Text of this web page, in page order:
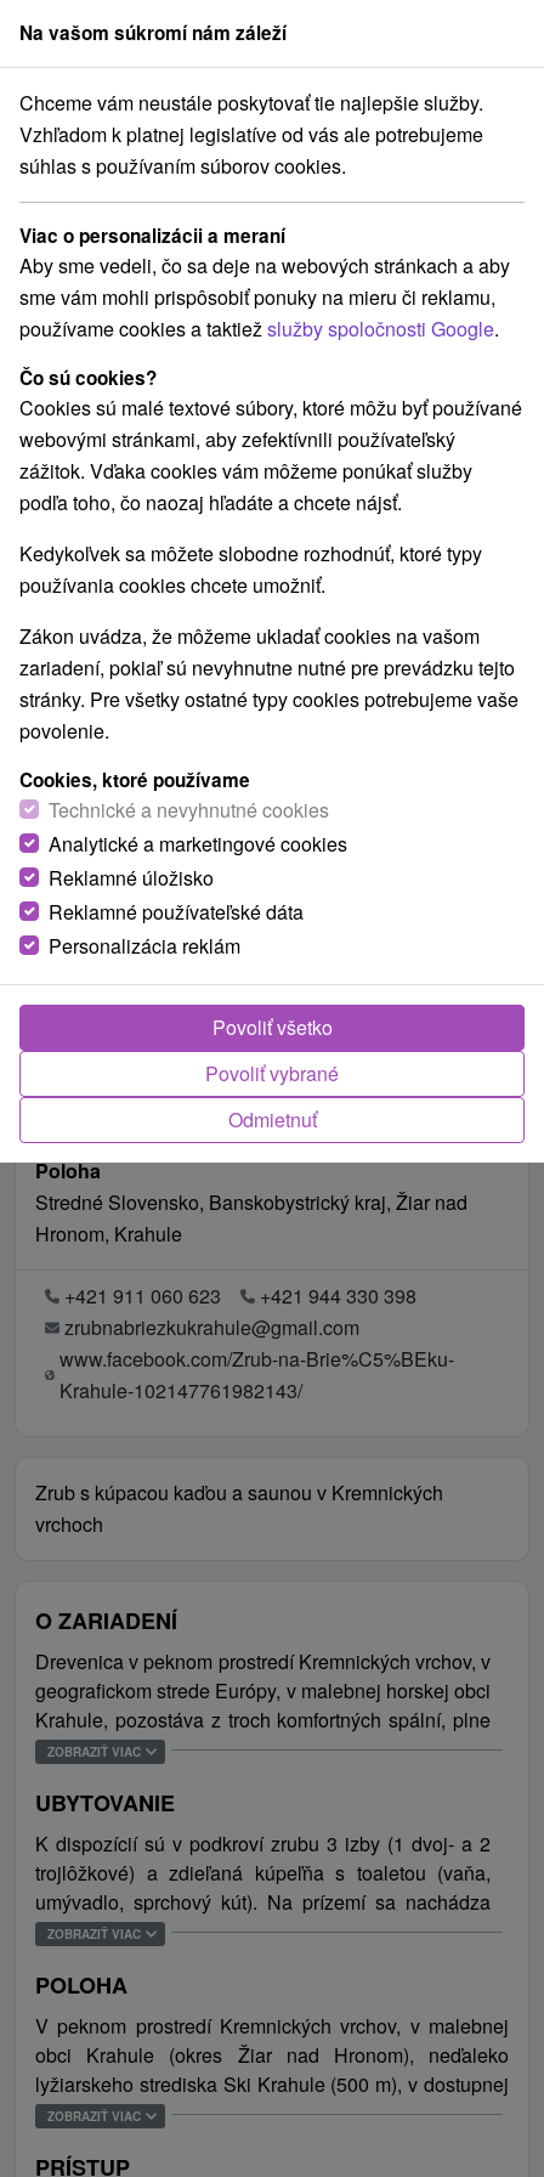
člen skupinySorger
Banskobystrický kraj Krahule Zrub na Briežku Krahule
Zrub na Briežku Krahule
Krahule
REZERVÁCIA A VÝBER POBYTU
Kontaktujte priamo ubytovateľa.
Navigovať do miesta
O ZARIADENÍ VYBAVENIE
Poloha
Stredné Slovensko, Banskobystrický kraj, Žiar nad
Hronom, Krahule
+421 911 060 623
+421 944 330 398
zrubnabriezkukrahule@gmail.com
www.facebook.com/Zrub-na-Brie%C5%BEku-
Krahule-102147761982143/
Zrub s kúpacou kaďou a saunou v Kremnických
vrchoch
O ZARIADENÍ
Drevenica v peknom prostredí Kremnických vrchov, v
geografickom strede Európy, v malebnej horskej obci
Krahule, pozostáva z troch komfortných spální, plne
vybavenej kuchyne s jedálenským sedením a veľkej
hrami a gaučom. Štýlový drevený nábytok dotvára
jedinečnú romantickú atmosféru ubytovania. V
exteriéri sa o dokonalý relax po celodennom dni
postará vonkajšia kúpacia kaďa alebo sauna (za
poplatok). Príjemné chvíle v kruhu najbližších je
možné tráviť aj posedením v altánku pri opekaní
alebo grilovaní rôznych špecialít či varení tradičného
bedmintonu a za poplatok sú na požiadanie k
dispozícii dva elektrické bicykle. Nechýba ani
priestor na odkladanie lyží a bicyklov.
Samozrejmosťou je bezplatné WiFi pripojenie na
internet a parkovanie zabezpečené priamo pri
ZOBRAZIŤ VIAC
UBYTOVANIE
K dispozícií sú v podkroví zrubu 3 izby (1 dvoj- a 2
trojlôžkové) a zdieľaná kúpeľňa s toaletou (vaňa,
umývadlo, sprchový kút). Na prízemí sa nachádza
spoločenská miestnosť (spoločenské hry, krb/kachle,
sedením a samostatná toaleta. Celková ubytovacia
kapacita je 10 osôb (8 lôžok, 2 prístelky).
ZOBRAZIŤ VIAC
POLOHA
V peknom prostredí Kremnických vrchov, v malebnej
obci Krahule (okres Žiar nad Hronom), neďaleko
lyžiarskeho strediska Ski Krahule (500 m), v dostupnej
vzdialenosti mesta Kremnica (6,7 km), Harmaneckej
ZOBRAZIŤ VIAC
PRÍSTUP
Na vašom súkromí nám záleží
Chceme vám neustále poskytovať tie najlepšie služby.
Vzhľadom k platnej legislatíve od vás ale potrebujeme
súhlas s používaním súborov cookies.
Viac o personalizácii a meraní
Aby sme vedeli, čo sa deje na webových stránkach a aby
sme vám mohli prispôsobiť ponuky na mieru či reklamu,
používame cookies a taktiežslužby spoločnosti Google.
Čo sú cookies?
Cookies sú malé textové súbory, ktoré môžu byť používané
webovými stránkami, aby zefektívnili používateľský
zážitok. Vďaka cookies vám môžeme ponúkať služby
podľa toho, čo naozaj hľadáte a chcete nájsť.
Kedykoľvek sa môžete slobodne rozhodnúť, ktoré typy
používania cookies chcete umožniť.
Zákon uvádza, že môžeme ukladať cookies na vašom
zariadení, pokiaľ sú nevyhnutne nutné pre prevádzku tejto
stránky. Pre všetky ostatné typy cookies potrebujeme vaše
povolenie.
Cookies, ktoré používame
Technické a nevyhnutné cookies
Analytické a marketingové cookies
Reklamné úložisko
Reklamné používateľské dáta
Personalizácia reklám
Odmietnuť
Povoliť vybrané
Povoliť všetko